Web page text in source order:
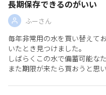
長期保存できるのがいい
ふーさん
毎年非常用の水を買い替えて
いたとき見つけました。
しばらくこの水で備蓄可能な
また期限が来たら買おうと思い